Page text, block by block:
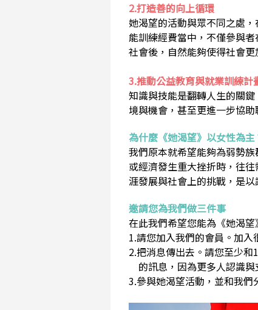
2.打造善的向上循環
她渴望的活動與眾不同之處
能訓練經費當中，不僅參與
社會後，自然能夠使得社會
3.推動公益教育與就業訓練計
知識與技能是翻轉人生的關
境與機會，甚至更進一步協
為什麼《她渴望》以女性為主
我們原本就希望能夠為弱勢
或經濟發生重大挫折時，往
涯發展與社會上的挑戰，是
邀請您為我們做三件事
在此我們希望您能為《她渴望
1.請您加入我們的會員。加
2.把消息傳出去。請您至少
的訊息，因為更多人認識與
3.參與她渴望活動，並和我們